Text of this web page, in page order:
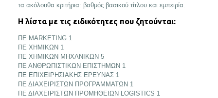
τα ακόλουθα κριτήρια: βαθμός βασικού τίτλου και εμπειρία.
Η λίστα με τις ειδικότητες που ζητούνται:
ΠΕ MARKETING 1
ΠΕ ΧΗΜΙΚΩΝ 1
ΠΕ ΧΗΜΙΚΩΝ ΜΗΧΑΝΙΚΩΝ 5
ΠΕ ΑΝΘΡΩΠΙΣΤΙΚΩΝ ΕΠΙΣΤΗΜΩΝ 1
ΠΕ ΕΠΙΧΕΙΡΗΣΙΑΚΗΣ ΕΡΕΥΝΑΣ 1
ΠΕ ΔΙΑΧΕΙΡΙΣΤΩΝ ΠΡΟΓΡΑΜΜΑΤΩΝ 1
ΠΕ ΔΙΑΧΕΙΡΙΣΤΩΝ ΠΡΟΜΗΘΕΙΩΝ LOGISTICS 1